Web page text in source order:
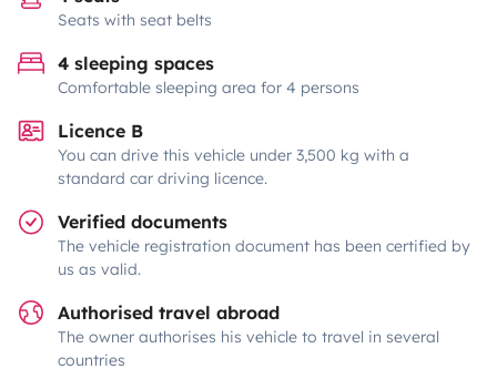
Seats with seat belts
4 sleeping spaces
Comfortable sleeping area for 4 persons
Licence B
You can drive this vehicle under 3,500 kg with a
standard car driving licence.
Verified documents
The vehicle registration document has been certified by
us as valid.
Authorised travel abroad
The owner authorises his vehicle to travel in several
countries